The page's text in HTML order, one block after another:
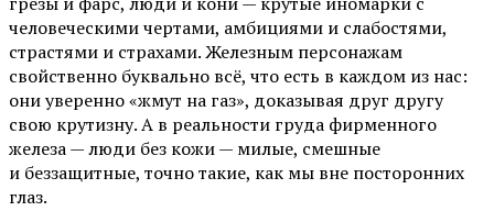
человеческими чертами, амбициями и слабостями,
страстями и страхами. Железным персонажам
свойственно буквально всё, что есть в каждом из нас:
они уверенно «жмут на газ», доказывая друг другу
свою крутизну. А в реальности груда фирменного
железа — люди без кожи — милые, смешные
и беззащитные, точно такие, как мы вне посторонних
глаз.